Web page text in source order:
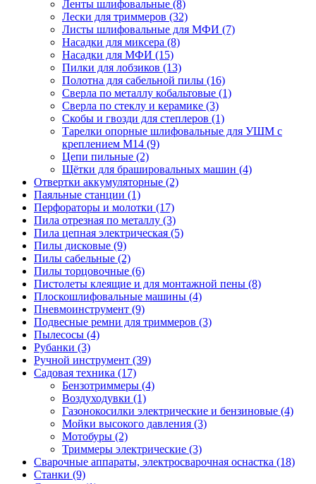
Ленты шлифовальные (8)
Лески для триммеров (32)
Листы шлифовальные для МФИ (7)
Насадки для миксера (8)
Насадки для МФИ (15)
Пилки для лобзиков (13)
Полотна для сабельной пилы (16)
Сверла по металлу кобальтовые (1)
Сверла по стеклу и керамике (3)
Скобы и гвозди для степлеров (1)
Тарелки опорные шлифовальные для УШМ с
креплением М14 (9)
Цепи пильные (2)
Щётки для брашировальных машин (4)
Отвертки аккумуляторные (2)
Паяльные станции (1)
Перфораторы и молотки (17)
Пила отрезная по металлу (3)
Пила цепная электрическая (5)
Пилы дисковые (9)
Пилы сабельные (2)
Пилы торцовочные (6)
Пистолеты клеящие и для монтажной пены (8)
Плоскошлифовальные машины (4)
Пневмоинструмент (9)
Подвесные ремни для триммеров (3)
Пылесосы (4)
Рубанки (3)
Ручной инструмент (39)
Садовая техника (17)
Бензотриммеры (4)
Воздуходувки (1)
Газонокосилки электрические и бензиновые (4)
Мойки высокого давления (3)
Мотобуры (2)
Триммеры электрические (3)
Сварочные аппараты, электросварочная оснастка (18)
Станки (9)